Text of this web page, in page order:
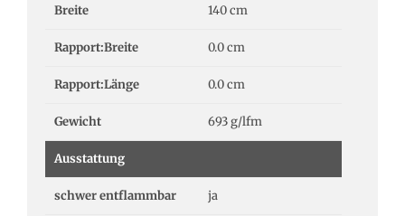
Breite 140 cm
Rapport:Breite 0.0 cm
Rapport:Länge 0.0 cm
Gewicht 693 g/lfm
Ausstattung
schwer entflammbar ja